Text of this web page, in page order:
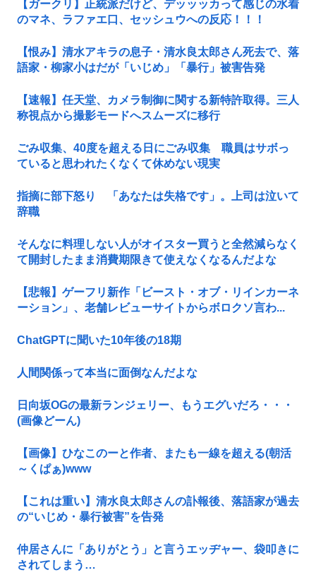
【ガークリ】正統派だけど、デッッッカって感じの水着
のマネ、ラファエ口、セッシュウへの反応！！！
【恨み】清水アキラの息子・清水良太郎さん死去で、落
語家・柳家小はだが「いじめ」「暴行」被害告発
【速報】任天堂、カメラ制御に関する新特許取得。三人
称視点から撮影モードへスムーズに移行
ごみ収集、40度を超える日にごみ収集 職員はサボっ
ていると思われたくなくて休めない現実
指摘に部下怒り 「あなたは失格です」。上司は泣いて
辞職
そんなに料理しない人がオイスター買うと全然減らなく
て開封したまま消費期限きて使えなくなるんだよな
【悲報】ゲーフリ新作「ビースト・オブ・リインカーネ
ーション」、老舗レビューサイトからボロクソ言わ...
ChatGPTに聞いた10年後の18期
人間関係って本当に面倒なんだよな
日向坂OGの最新ランジェリー、もうエグいだろ・・・
(画像どーん)
【画像】ひなこのーと作者、またも一線を超える(朝活
～くぱぁ)www
【これは重い】清水良太郎さんの訃報後、落語家が過去
の“いじめ・暴行被害”を告発
仲居さんに「ありがとう」と言うエッヂャー、袋叩きに
されてしまう…